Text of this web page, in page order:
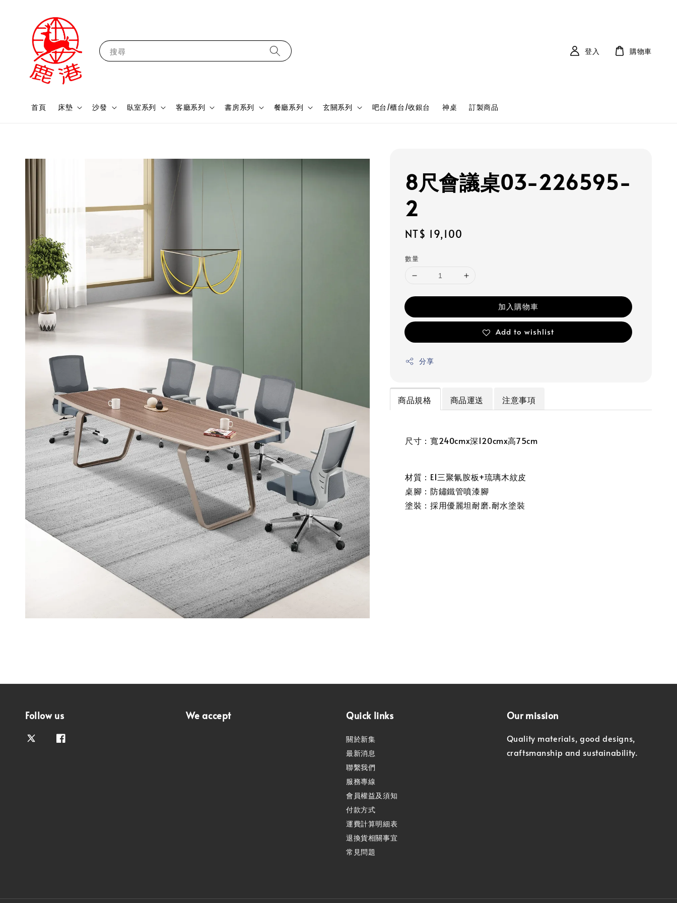
搜尋
首頁 床墊 沙發 臥室系列 客廳系列 書房系列 餐廳系列 玄關系列 吧台/櫃台/收銀台 神桌 訂製商品
登入 購物車
8尺會議桌03-226595-
2
Regular
NT$ 19,100
數量
加入購物車
Add to wishlist
分享
商品規格 商品運送 注意事項
尺寸：寬240cmx深120cmx高75cm
材質：E1三聚氰胺板+琉璃木紋皮
桌腳：防鏽鐵管噴漆腳
塗裝：採用優麗坦耐磨.耐水塗裝
Follow us We accept Quick links
關於新集
最新消息
聯繫我們
服務專線
會員權益及須知
付款方式
運費計算明細表
退換貨相關事宜
常見問題
Our mission
Quality materials, good designs,
craftsmanship and sustainability.